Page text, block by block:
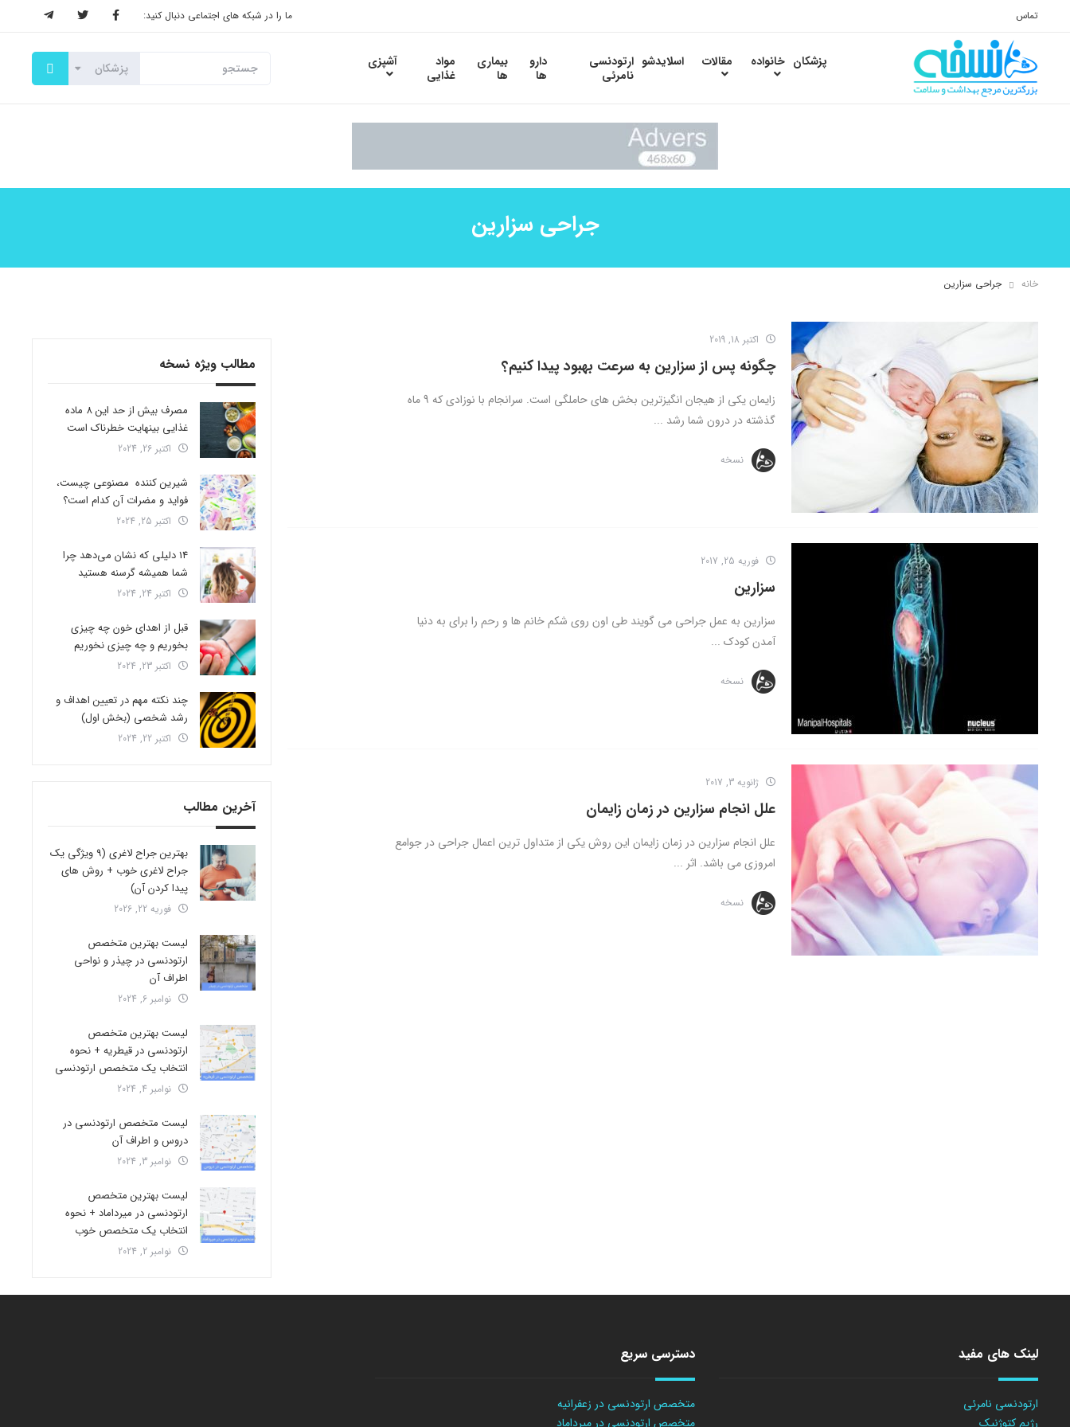
تماس ما را در شبکه های اجتماعی دنبال کنید:
پزشکان خانواده مقالات اسلایدشو ارتودنسی
نامرئی
دارو
ها
بیماری
ها
مواد
غذایی
آشپزی
جراحی سزارین
خانه جراحی سزارین
اکتبر 18, 2019
چگونه پس از سزارین به سرعت بهبود پیدا کنیم؟
زایمان یکی از هیجان انگیزترین بخش های حاملگی است. سرانجام با نوزادی که 9 ماه
گذشته در درون شما رشد ...
نسخه
فوریه 25, 2017
سزارین
سزارین به عمل جراحی می گویند طی اون روی شکم خانم ها و رحم را برای به دنیا
آمدن کودک ...
نسخه
ژانویه 3, 2017
علل انجام سزارین در زمان زایمان
علل انجام سزارین در زمان زایمان این روش یکی از متداول ترین اعمال جراحی در جوامع
امروزی می باشد. اثر ...
نسخه
مطالب ویژه نسخه
مصرف بیش از حد این 8 ماده
غذایی بینهایت خطرناک است
اکتبر 26, 2024
شیرین کننده مصنوعی چیست،
فواید و مضرات آن کدام است؟
اکتبر 25, 2024
14 دلیلی که نشان می‌دهد چرا
شما همیشه گرسنه هستید
اکتبر 24, 2024
قبل از اهدای خون چه چیزی
بخوریم و چه چیزی نخوریم
اکتبر 23, 2024
چند نکته مهم در تعیین اهداف و
رشد شخصی (بخش اول)
اکتبر 22, 2024
آخرین مطالب
بهترین جراح لاغری (9 ویژگی یک
جراح لاغری خوب + روش های
پیدا کردن آن)
فوریه 22, 2026
لیست بهترین متخصص
ارتودنسی در چیذر و نواحی
اطراف آن
نوامبر 6, 2024
لیست بهترین متخصص
ارتودنسی در قیطریه + نحوه
انتخاب یک متخصص ارتودنسی
نوامبر 4, 2024
لیست متخصص ارتودنسی در
دروس و اطراف آن
نوامبر 3, 2024
لیست بهترین متخصص
ارتودنسی در میرداماد + نحوه
انتخاب یک متخصص خوب
نوامبر 2, 2024
لینک های مفید
ارتودنسی نامرئی
رژیم کتوژنیک
دسترسی سریع
متخصص ارتودنسی در زعفرانیه
متخصص ارتودنسی در میرداماد